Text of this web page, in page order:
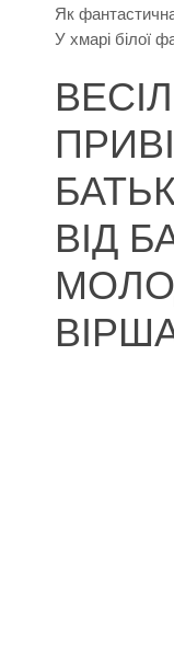
Як
У хмарі білої
ВІД